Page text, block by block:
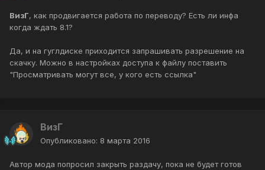
ВизГ, как продвигается работа по переводу? Есть ли инфа
когда ждать 8.1?
Да, и на гуглдиске приходится запрашивать разрешение на
скачку. Можно в настройках доступа к файлу поставить
"Просматривать могут все, у кого есть ссылка"
ВизГ
Опубликовано: 8 марта 2016
Автор мода попросил закрыть раздачу, пока не будет готов